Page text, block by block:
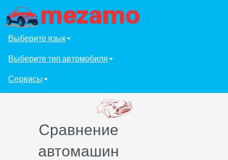
Выберите язык
Выберите тип автомобиля
Сервисы
Сравнение
автомашин